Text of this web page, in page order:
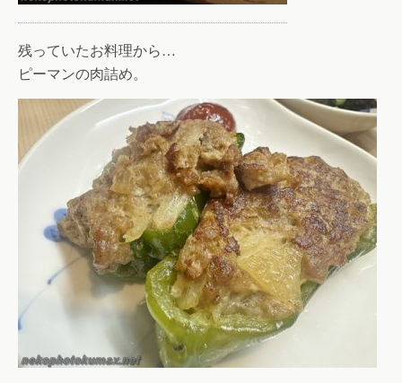
残っていたお料理から…
ピーマンの肉詰め。